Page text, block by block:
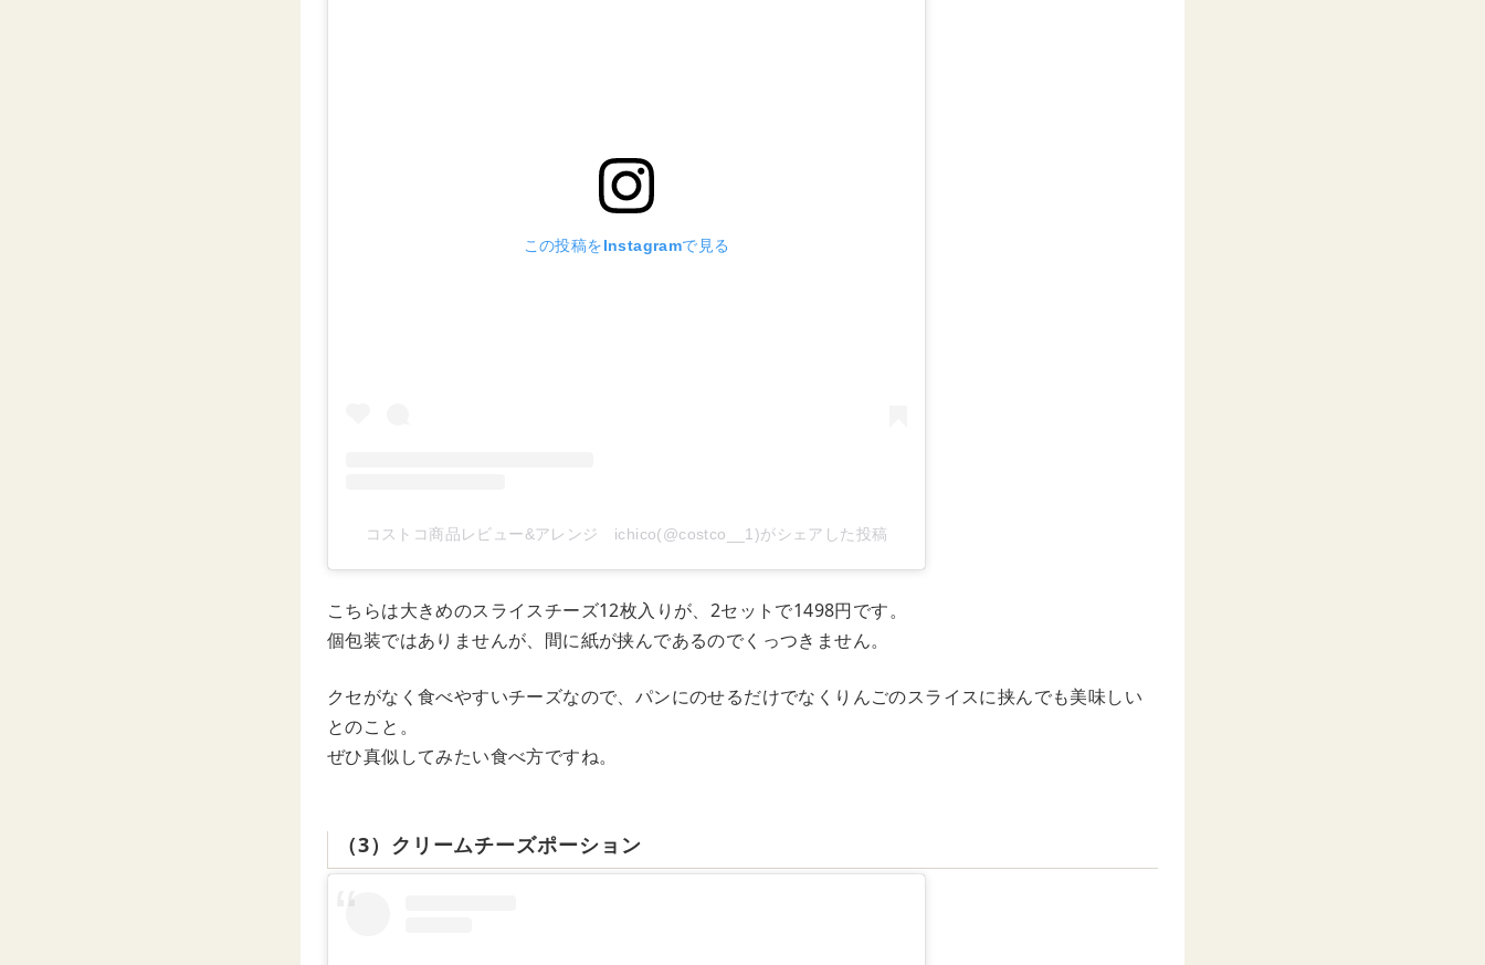
この投稿をInstagramで見る
コストコ商品レビュー&アレンジ ichico(@costco__1)がシェアした投稿
こちらは大きめのスライスチーズ12枚入りが、2セットで1498円です。
個包装ではありませんが、間に紙が挟んであるのでくっつきません。
クセがなく食べやすいチーズなので、パンにのせるだけでなくりんごのスライスに挟んでも美味しい
とのこと。
ぜひ真似してみたい食べ方ですね。
（3）クリームチーズポーション